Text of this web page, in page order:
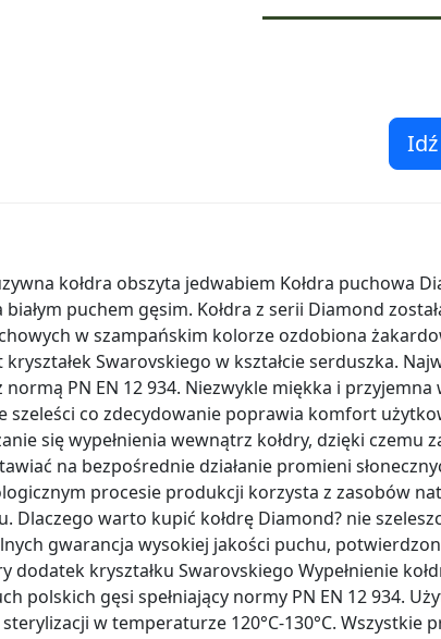
kołdra obszyta jedwabiem Kołdra puchowa
białym puchem gęsim. Kołdra z serii Diamond
w szampańskim kolorze ozdobiona
Swarovskiego w kształcie serduszka.
normą PN EN 12 934. Niezwykle miękka i
szeleści co zdecydowanie poprawia komfort
się wypełnienia wewnątrz kołdry, dzięki czemu
na bezpośrednie działanie promieni
procesie produkcji korzysta z zasobów
Dlaczego warto kupić kołdrę Diamond? nie
gwarancja wysokiej jakości puchu,
dodatek kryształku Swarovskiego Wypełnienie
polskich gęsi spełniający normy PN EN 12 934.
w temperaturze 120°C-130°C. Wszystkie